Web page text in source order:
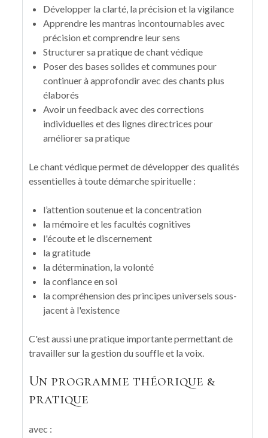
Développer la clarté, la précision et la vigilance
Apprendre les mantras incontournables avec
précision et comprendre leur sens
Structurer sa pratique de chant védique
Poser des bases solides et communes pour
continuer à approfondir avec des chants plus
élaborés
Avoir un feedback avec des corrections
individuelles et des lignes directrices pour
améliorer sa pratique
Le chant védique permet de développer des qualités
essentielles à toute démarche spirituelle :
l’attention soutenue et la concentration
la mémoire et les facultés cognitives
l'écoute et le discernement
la gratitude
la détermination, la volonté
la confiance en soi
la compréhension des principes universels sous-
jacent à l'existence
C'est aussi une pratique importante permettant de
travailler sur la gestion du souffle et la voix.
Un programme théorique &
pratique
avec :